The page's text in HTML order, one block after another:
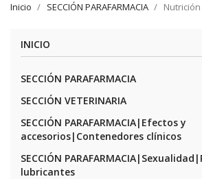
Inicio SECCIÓN PARAFARMACIA Nutrición
INICIO
SECCIÓN PARAFARMACIA
SECCIÓN VETERINARIA
SECCIÓN PARAFARMACIA|Efectos y
accesorios|Contenedores clínicos
SECCIÓN
lubricantes